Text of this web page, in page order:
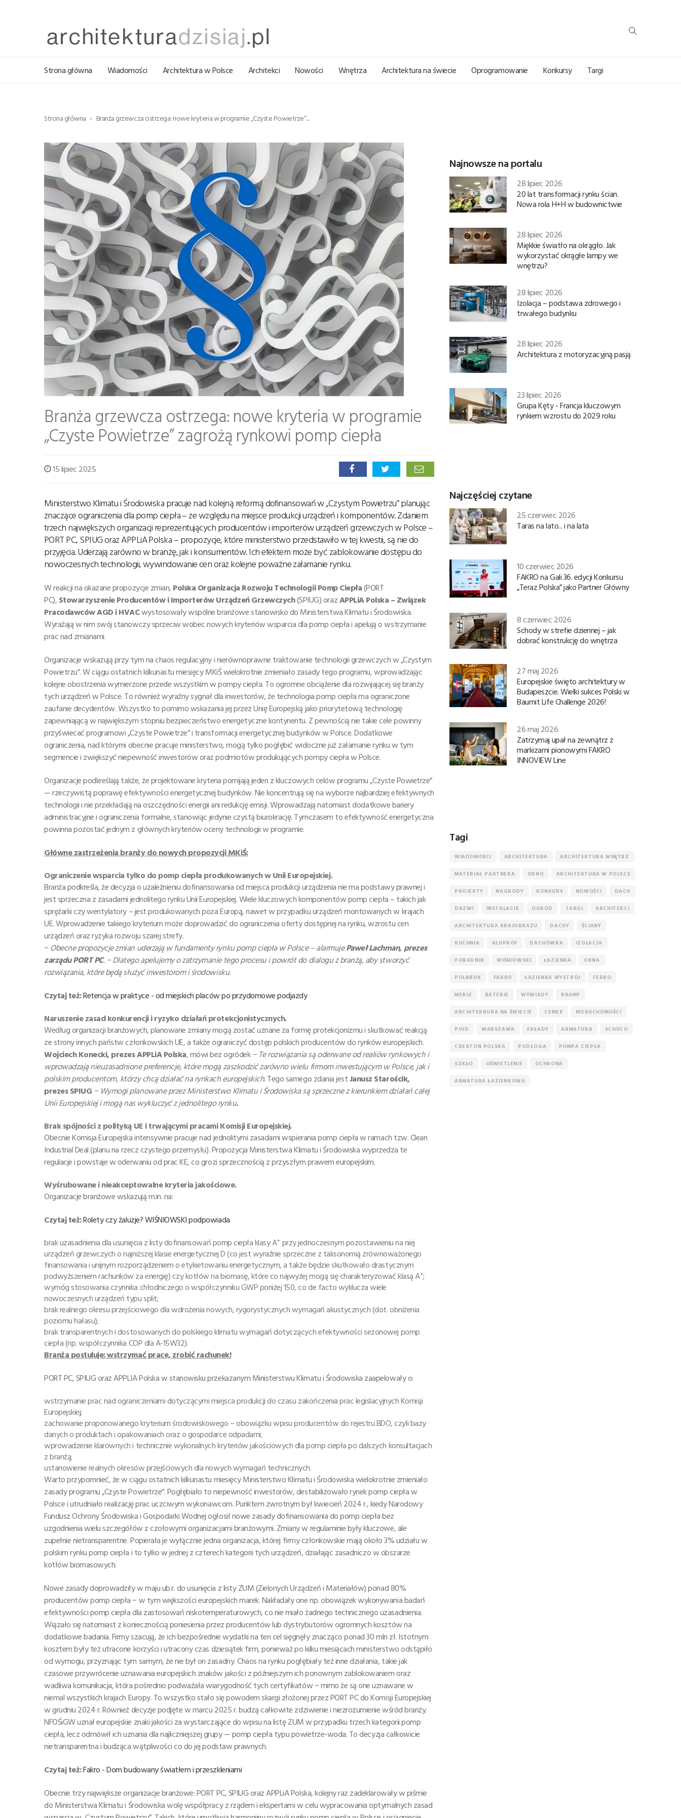
Strona główna Wiadomości Architektura w Polsce Architekci Nowości Wnętrza Architektura na świecie Oprogramowanie Konkursy Targi
Strona główna Branża grzewcza ostrzega: nowe kryteria w programie „Czyste Powietrze”...
Branża grzewcza ostrzega: nowe kryteria w programie
„Czyste Powietrze” zagrożą rynkowi pomp ciepła
15 lipiec 2025
Ministerstwo Klimatu i Środowiska pracuje nad kolejną reformą dofinansowań w „Czystym Powietrzu” planując
znaczące ograniczenia dla pomp ciepła – ze względu na miejsce produkcji urządzeń i komponentów. Zdaniem
trzech największych organizacji reprezentujących producentów i importerów urządzeń grzewczych w Polsce –
PORT PC, SPIUG oraz APPLiA Polska – propozycje, które ministerstwo przedstawiło w tej kwestii, są nie do
przyjęcia. Uderzają zarówno w branżę, jak i konsumentów. Ich efektem może być zablokowanie dostępu do
nowoczesnych technologii, wywindowanie cen oraz kolejne poważne załamanie rynku.
W reakcji na okazane propozycje zmian, Polska Organizacja Rozwoju Technologii Pomp Ciepła(PORT
PC), Stowarzyszenie Producentów i Importerów Urządzeń Grzewczych(SPIUG) orazAPPLiA Polska – Związek
Pracodawców AGD i HVACwystosowały wspólne branżowe stanowisko do Ministerstwa Klimatu i Środowiska.
Wyrażają w nim swój stanowczy sprzeciw wobec nowych kryteriów wsparcia dla pomp ciepła i apelują o wstrzymanie
prac nad zmianami.
Organizacje wskazują przy tym na chaos regulacyjny i nierównoprawne traktowanie technologii grzewczych w „Czystym
Powietrzu”. W ciągu ostatnich kilkunastu miesięcy MKiŚ wielokrotnie zmieniało zasady tego programu, wprowadzając
kolejne obostrzenia wymierzone przede wszystkim w pompy ciepła. To ogromne obciążenie dla rozwijającej się branży
tych urządzeń w Polsce. To również wyraźny sygnał dla inwestorów, że technologia pomp ciepła ma ograniczone
zaufanie decydentów. Wszystko to pomimo wskazania jej przez Unię Europejską jako priorytetową technologię
zapewniającą w największym stopniu bezpieczeństwo energetyczne kontynentu. Z pewnością nie takie cele powinny
przyświecać programowi „Czyste Powietrze” i transformacji energetycznej budynków w Polsce. Dodatkowe
ograniczenia, nad którymi obecnie pracuje ministerstwo, mogą tylko pogłębić widoczne już załamanie rynku w tym
segmencie i zwiększyć niepewność inwestorów oraz podmiotów produkujących pompy ciepła w Polsce.
Organizacje podkreślają także, że projektowane kryteria pomijają jeden z kluczowych celów programu „Czyste Powietrze”
— rzeczywistą poprawę efektywności energetycznej budynków. Nie koncentrują się na wyborze najbardziej efektywnych
technologii i nie przekładają na oszczędności energii ani redukcję emisji. Wprowadzają natomiast dodatkowe bariery
administracyjne i ograniczenia formalne, stanowiąc jedynie czystą biurokrację. Tymczasem to efektywność energetyczna
powinna pozostać jednym z głównych kryteriów oceny technologii w programie.
Główne zastrzeżenia branży do nowych propozycji MKiŚ:
Ograniczenie wsparcia tylko do pomp ciepła produkowanych w Unii Europejskiej.
Branża podkreśla, że decyzja o uzależnieniu dofinansowania od miejsca produkcji urządzenia nie ma podstawy prawnej i
jest sprzeczna z zasadami jednolitego rynku Unii Europejskiej. Wiele kluczowych komponentów pomp ciepła – takich jak
sprężarki czy wentylatory – jest produkowanych poza Europą, nawet w przypadku urządzeń montowanych w krajach
UE. Wprowadzenie takiego kryterium może doprowadzić do ograniczenia oferty dostępnej na rynku, wzrostu cen
urządzeń oraz ryzyka rozwoju szarej strefy.
− Obecne propozycje zmian uderzają w fundamenty rynku pomp ciepła w Polsce – alarmujePaweł Lachman, prezes
zarządu PORT PC. − Dlatego apelujemy o zatrzymanie tego procesu i powrót do dialogu z branżą, aby stworzyć
rozwiązania, które będą służyć inwestorom i środowisku.
Czytaj też:Retencja w praktyce - od miejskich placów po przydomowe podjazdy
Naruszenie zasad konkurencji i ryzyko działań protekcjonistycznych.
Według organizacji branżowych, planowane zmiany mogą zostać uznane za formę protekcjonizmu i skutkować reakcją
ze strony innych państw członkowskich UE, a także ograniczyć dostęp polskich producentów do rynków europejskich.
Wojciech Konecki, prezes APPLiA Polska, mówi bez ogródek − Te rozwiązania są oderwane od realiów rynkowych i
wprowadzają nieuzasadnione preferencje, które mogą zaszkodzić zarówno wielu firmom inwestującym w Polsce, jak i
polskim producentom, którzy chcą działać na rynkach europejskich.Tego samego zdania jestJanusz Starościk,
prezes SPIUG − Wymogi planowane przez Ministerstwo Klimatu i Środowiska są sprzeczne z kierunkiem działań całej
Unii Europejskiej i mogą nas wykluczyć z jednolitego rynku.
Brak spójności z polityką UE i trwającymi pracami Komisji Europejskiej.
Obecnie Komisja Europejska intensywnie pracuje nad jednolitymi zasadami wspierania pomp ciepła w ramach tzw. Clean
Industrial Deal (planu na rzecz czystego przemysłu). Propozycja Ministerstwa Klimatu i Środowiska wyprzedza te
regulacje i powstaje w oderwaniu od prac KE, co grozi sprzecznością z przyszłym prawem europejskim.
Wyśrubowane i nieakceptowalne kryteria jakościowe.
Organizacje branżowe wskazują m.in. na:
Czytaj też:Rolety czy żaluzje? WIŚNIOWSKI podpowiada
brak uzasadnienia dla usunięcia z listy dofinansowań pomp ciepła klasy A+przy jednoczesnym pozostawieniu na niej
urządzeń grzewczych o najniższej klasie energetycznej D (co jest wyraźnie sprzeczne z taksonomią zrównoważonego
finansowania i unijnym rozporządzeniem o etykietowaniu energetycznym, a także będzie skutkowało drastycznym
podwyższeniem rachunków za energię) czy kotłów na biomasę, które co najwyżej mogą się charakteryzować klasą A+;
wymóg stosowania czynnika chłodniczego o współczynniku GWP poniżej 150, co de facto wyklucza wiele
nowoczesnych urządzeń typu split;
brak realnego okresu przejściowego dla wdrożenia nowych, rygorystycznych wymagań akustycznych (dot. obniżenia
poziomu hałasu);
brak transparentnych i dostosowanych do polskiego klimatu wymagań dotyczących efektywności sezonowej pomp
ciepła (np. współczynnika COP dla A-15W32).
Branża postuluje: wstrzymać prace, zrobić rachunek!
PORT PC, SPIUG oraz APPLIA Polska w stanowisku przekazanym Ministerstwu Klimatu i Środowiska zaapelowały o:
wstrzymanie prac nad ograniczeniami dotyczącymi miejsca produkcji do czasu zakończenia prac legislacyjnych Komisji
Europejskiej;
zachowanie proponowanego kryterium środowiskowego – obowiązku wpisu producentów do rejestru BDO, czyli bazy
danych o produktach i opakowaniach oraz o gospodarce odpadami;
wprowadzenie klarownych i technicznie wykonalnych kryteriów jakościowych dla pomp ciepła po dalszych konsultacjach
z branżą;
ustanowienie realnych okresów przejściowych dla nowych wymagań technicznych.
Warto przypomnieć, że w ciągu ostatnich kilkunastu miesięcy Ministerstwo Klimatu i Środowiska wielokrotnie zmieniało
zasady programu „Czyste Powietrze”. Pogłębiało to niepewność inwestorów, destabilizowało rynek pomp ciepła w
Polsce i utrudniało realizację prac uczciwym wykonawcom. Punktem zwrotnym był kwiecień 2024 r., kiedy Narodowy
Fundusz Ochrony Środowiska i Gospodarki Wodnej ogłosił nowe zasady dofinansowania do pomp ciepła bez
uzgodnienia wielu szczegółów z czołowymi organizacjami branżowymi. Zmiany w regulaminie były kluczowe, ale
zupełnie nietransparentne. Popierała je wyłącznie jedna organizacja, której firmy członkowskie mają około 3% udziału w
polskim rynku pomp ciepła i to tylko w jednej z czterech kategorii tych urządzeń, działając zasadniczo w obszarze
kotłów biomasowych.
Nowe zasady doprowadziły w maju ub.r. do usunięcia z listy ZUM (Zielonych Urządzeń i Materiałów) ponad 80%
producentów pomp ciepła − w tym większości europejskich marek. Nakładały one np. obowiązek wykonywania badań
efektywności pomp ciepła dla zastosowań niskotemperaturowych, co nie miało żadnego technicznego uzasadnienia.
Wiązało się natomiast z koniecznością poniesienia przez producentów lub dystrybutorów ogromnych kosztów na
dodatkowe badania. Firmy szacują, że ich bezpośrednie wydatki na ten cel sięgnęły znacząco ponad 30 mln zł. Istotnym
kosztem były też utracone korzyści i utracony czas dziesiątek firm, ponieważ po kilku miesiącach ministerstwo odstąpiło
od wymogu, przyznając tym samym, że nie był on zasadny. Chaos na rynku pogłębiały też inne działania, takie jak
czasowe przywrócenie uznawania europejskich znaków jakości z późniejszym ich ponownym zablokowaniem oraz
wadliwa komunikacja, która pośrednio podważała wiarygodność tych certyfikatów − mimo że są one uznawane w
niemal wszystkich krajach Europy. To wszystko stało się powodem skargi złożonej przez PORT PC do Komisji Europejskiej
w grudniu 2024 r. Również decyzje podjęte w marcu 2025 r. budzą całkowite zdziwienie i niezrozumienie wśród branży.
NFOŚiGW uznał europejskie znaki jakości za wystarczające do wpisu na listę ZUM w przypadku trzech kategorii pomp
ciepła, lecz odmówił ich uznania dla najliczniejszej grupy — pomp ciepła typu powietrze-woda. To decyzja całkowicie
nietransparentna i budząca wątpliwości co do jej podstaw prawnych.
Czytaj też:Fakro - Dom budowany światłem i przeszkleniami
Obecnie trzy największe organizacje branżowe: PORT PC, SPIUG oraz APPLiA Polska, kolejny raz zadeklarowały w piśmie
do Ministerstwa Klimatu i Środowiska wolę współpracy z rządem i ekspertami w celu wypracowania optymalnych zasad
Najnowsze na portalu
28 lipiec 2026
20 lat transformacji rynku ścian.
Nowa rola H+H w budownictwie
28 lipiec 2026
Miękkie światło na okrągło. Jak
wykorzystać okrągłe lampy we
wnętrzu?
28 lipiec 2026
Izolacja – podstawa zdrowego i
trwałego budynku
28 lipiec 2026
Architektura z motoryzacyjną pasją
23 lipiec 2026
Grupa Kęty - Francja kluczowym
rynkiem wzrostu do 2029 roku
Najczęściej czytane
25 czerwiec 2026
Taras na lato... i na lata
10 czerwiec 2026
FAKRO na Gali 36. edycji Konkursu
„Teraz Polska” jako Partner Główny
8 czerwiec 2026
Schody w strefie dziennej – jak
dobrać konstrukcję do wnętrza
27 maj 2026
Europejskie święto architektury w
Budapeszcie. Wielki sukces Polski w
Baumit Life Challenge 2026!
26 maj 2026
Zatrzymaj upał na zewnątrz z
markizami pionowymi FAKRO
INNOVIEW Line
Tagi
WIADOMOŚCI ARCHITEKTURA ARCHITEKTURA WNĘTRZ
MATERIAŁ PARTNERA OKNO ARCHITEKTURA W POLSCE
PROJEKTY NAGRODY KONKURS NOWOŚCI DACH
DRZWI INSTALACJE OGRÓD TARGI ARCHITEKCI
ARCHITEKTURA KRAJOBRAZU DACHY ŚCIANY
KUCHNIA ALUPROF DACHÓWKA IZOLACJA
PORADNIK WIŚNIOWSKI ŁAZIENKA OKNA
POLBRUK FAKRO ŁAZIENKA WYSTRÓJ FERRO
MEBLE BATERIE WYWIADY BRAMY
ARCHITEKRURA NA ŚWIECIE CEMEX NIERUCHOMOŚCI
POID WARSZAWA FASADY ARMATURA SCHÜCO
CREATON POLSKA PODŁOGA POMPA CIEPŁA
SZKŁO OŚWIETLENIE OCHRONA
ARMATURA ŁAZIENKOWA